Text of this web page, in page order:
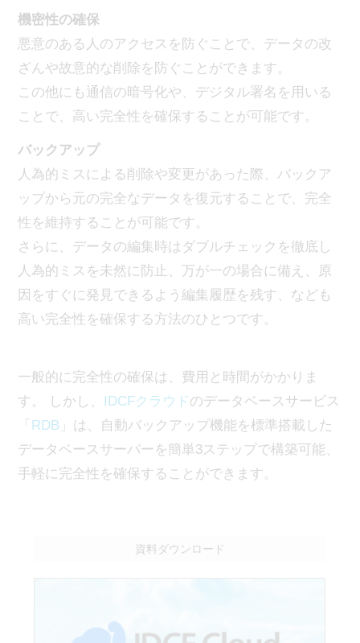
機密性の確保
悪意のある人のアクセスを防ぐことで、データの改
ざんや故意的な削除を防ぐことができます。
この他にも通信の暗号化や、デジタル署名を用いる
ことで、高い完全性を確保することが可能です。
バックアップ
人為的ミスによる削除や変更があった際、バックア
ップから元の完全なデータを復元することで、完全
性を維持することが可能です。
さらに、データの編集時はダブルチェックを徹底し
人為的ミスを未然に防止、万が一の場合に備え、原
因をすぐに発見できるよう編集履歴を残す、なども
高い完全性を確保する方法のひとつです。
一般的に完全性の確保は、費用と時間がかかりま
す。 しかし、 IDCFクラウド のデータベースサービス
「 RDB 」は、自動バックアップ機能を標準搭載した
データベースサーバーを簡単3ステップで構築可能、
手軽に完全性を確保することができます。